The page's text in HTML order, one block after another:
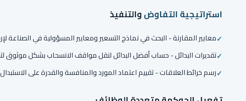
استراتيجية التفاوضوالتنفيذ
معايير المقارنة - البحث في نماذج التسعير ومعايير المسؤولية في الصناعة
تقديرات البدائل - حساب أفضل البدائل لنقل مواقف الانسحاب بشكل موثوق
رسم خرائط العلاقات - تقييم اعتماد المورد والمنافسة والقدرة على